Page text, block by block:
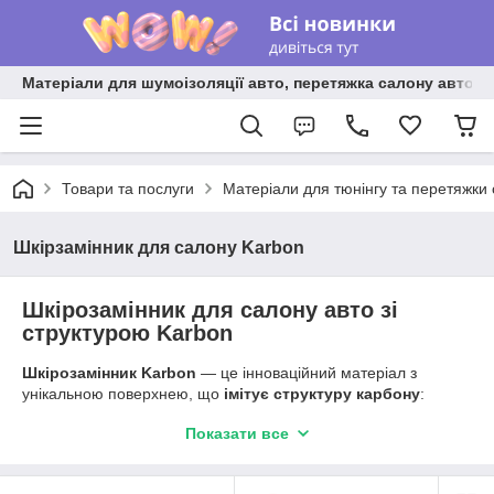
Матеріали для шумоізоляції авто, перетяжка салону авто
Товари та послуги Матеріали для тюнінгу та
Шкірзамінник для салону Karbon
Шкірозамінник для салону авто зі
структурою Karbon
Шкірозамінник Karbon — це інноваційний матеріал з
унікальною поверхнею, що імітує структуру карбону:
виглядає преміально й надає об’єктам стильного,
Показати все